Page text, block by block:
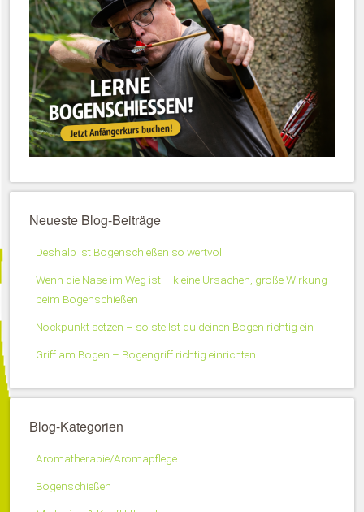
Neueste Blog-Beiträge
Deshalb ist Bogenschießen so wertvoll
Wenn die Nase im Weg ist – kleine Ursachen, große Wirkung
beim Bogenschießen
Nockpunkt setzen – so stellst du deinen Bogen richtig ein
Griff am Bogen – Bogengriff richtig einrichten
Blog-Kategorien
Aromatherapie/Aromapflege
Bogenschießen